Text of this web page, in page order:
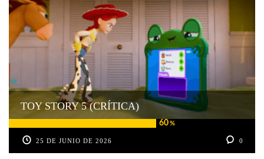
60%
TOY STORY 5 (CRÍTICA)
25 DE JUNIO DE 2026 0